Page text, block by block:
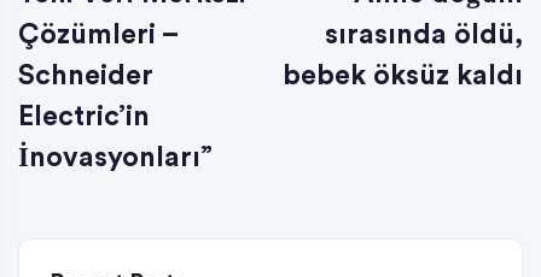
Çözümleri –
Schneider
Electric’in
İnovasyonları”
sırasında öldü,
bebek öksüz kaldı